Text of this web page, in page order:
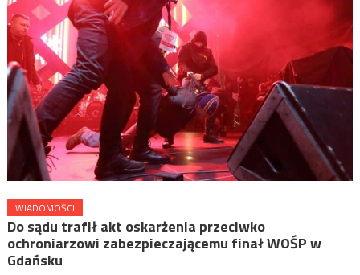
WIADOMOŚCI
Do sądu trafił akt oskarżenia przeciwko
ochroniarzowi zabezpieczającemu finał WOŚP w
Gdańsku